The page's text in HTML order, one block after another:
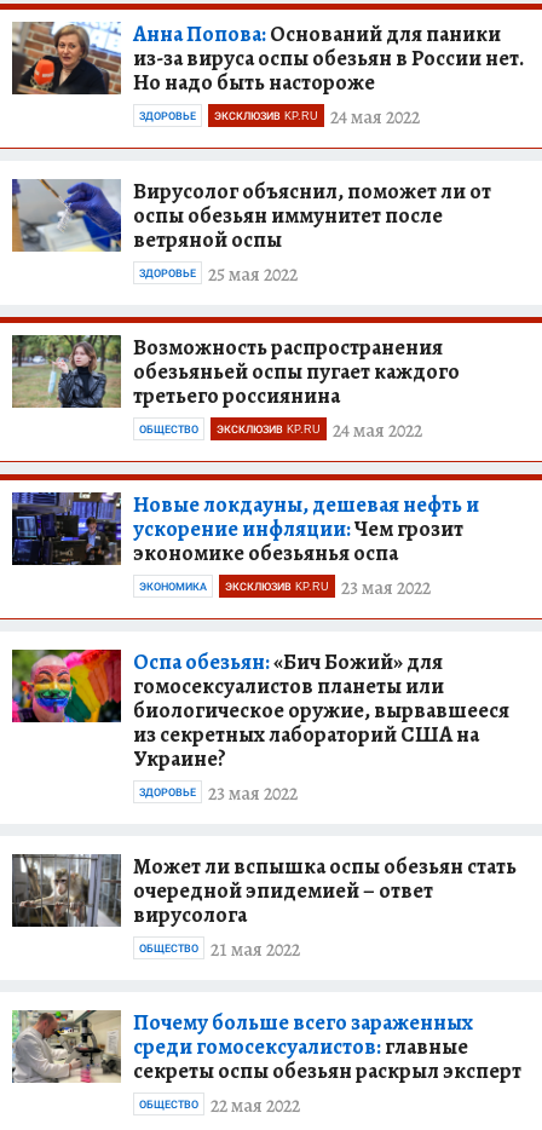
Анна Попова:Оснований для паники
из-за вируса оспы обезьян в России нет.
Но надо быть настороже
24 мая 2022
ЗДОРОВЬЕ ЭКСКЛЮЗИВ KP.RU
Вирусолог объяснил, поможет ли от
оспы обезьян иммунитет после
ветряной оспы
25 мая 2022
ЗДОРОВЬЕ
Возможность распространения
обезьяньей оспы пугает каждого
третьего россиянина
24 мая 2022
ОБЩЕСТВО ЭКСКЛЮЗИВ KP.RU
Новые локдауны, дешевая нефть и
ускорение инфляции:Чем грозит
экономике обезьянья оспа
23 мая 2022
ЭКОНОМИКА ЭКСКЛЮЗИВ KP.RU
Оспа обезьян:«Бич Божий» для
гомосексуалистов планеты или
биологическое оружие, вырвавшееся
из секретных лабораторий США на
Украине?
23 мая 2022
ЗДОРОВЬЕ
Может ли вспышка оспы обезьян стать
очередной эпидемией – ответ
вирусолога
21 мая 2022
ОБЩЕСТВО
Почему больше всего зараженных
среди гомосексуалистов:главные
секреты оспы обезьян раскрыл эксперт
22 мая 2022
ОБЩЕСТВО